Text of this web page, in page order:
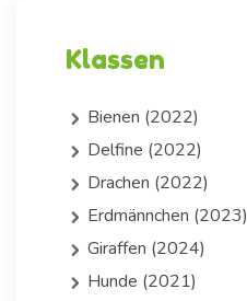
Klassen
Bienen (2022)
Delfine (2022)
Drachen (2022)
Erdmännchen (2023)
Giraffen (2024)
Hunde (2021)